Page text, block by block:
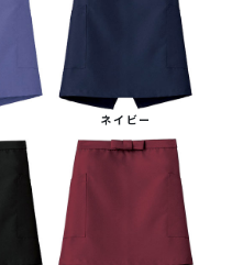
ネイビー